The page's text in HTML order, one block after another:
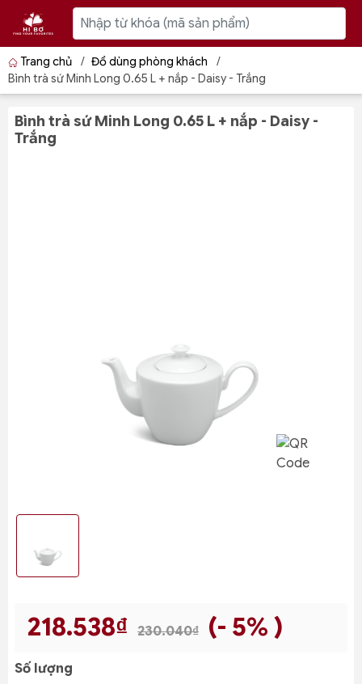
Trang chủ / Đồ dùng phòng khách
/
Bình trà sứ Minh Long 0.65 L + nắp - Daisy - Trắng
Bình trà sứ Minh Long 0.65 L + nắp - Daisy -
Trắng
218.538₫ 230.040₫ (- 5% )
Số lượng